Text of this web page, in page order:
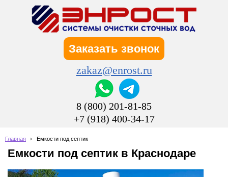
Заказать звонок
zakaz@enrost.ru
8 (800) 201-81-85
+7 (918) 400-34-17
Главная › Емкости под септик
Емкости под септик в Краснодаре